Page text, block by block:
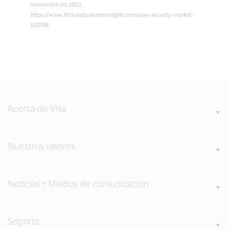
noviembre del 2022,
https://www.fortunebusinessinsights.com/pay-security-market-
103748
Acerca de Visa
Nuestros valores
Noticias + Medios de comunicación
Soporte